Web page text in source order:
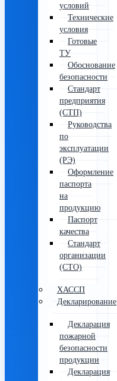
условий
Технические
условия
Готовые
ТУ
Обоснование
безопасности
Стандарт
предприятия
(СТП)
Руководства
по
эксплуатации
(РЭ)
Оформление
паспорта
на
продукцию
Паспорт
качества
Стандарт
организации
(СТО)
ХАССП
Декларирование
Декларация
пожарной
безопасности
продукции
Декларация